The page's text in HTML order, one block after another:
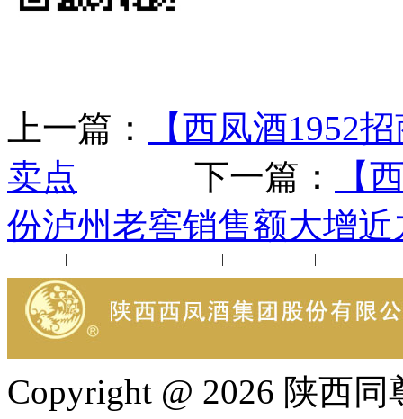
上一篇：
【西凤酒1952
卖点 下一篇：
【
份泸州老窖销售额大增近
| | | |
Copyright @ 2026 陕西